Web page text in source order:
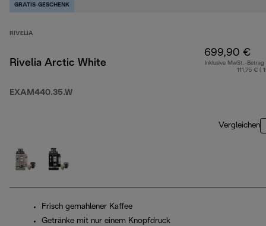
GRATIS-GESCHENK
RIVELIA
Rivelia Arctic White
EXAM440.35.W
699,90 €
Inklusive MwSt.-Betrag
111,75 € (
Vergleichen
Frisch gemahlener Kaffee
Getränke mit nur einem Knopfdruck